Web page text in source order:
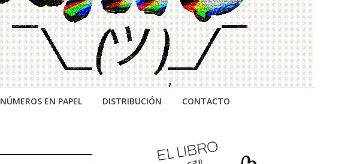
NÚMEROS EN PAPEL DISTRIBUCIÓN CONTACTO